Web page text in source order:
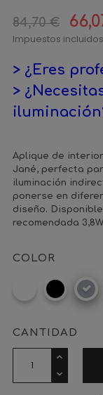
84,70 €
Impuestos incluidos
> ¿Eres
>
Aplique de
Jané, perfecta
iluminación
ponerse en
diseño.
recomendada
COLOR
9016
Negro
mate
Gris
CANTIDAD